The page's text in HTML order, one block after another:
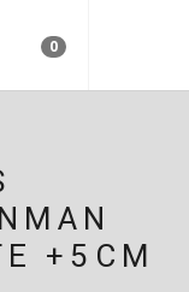
0
+5CM